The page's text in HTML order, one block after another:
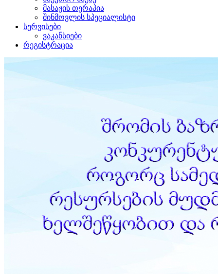
მასაჟის თერაპია
შინმოვლის სპეციალისტი
სერვისები
ვაკანსიები
რეგისტრაცია